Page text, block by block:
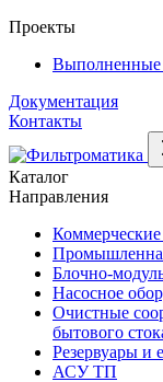
Проекты
Выполненные
Документация
Контакты
Каталог
Направления
Блочно-
Насосное
Очистные
бытового
Резервуары и
АСУ ТП